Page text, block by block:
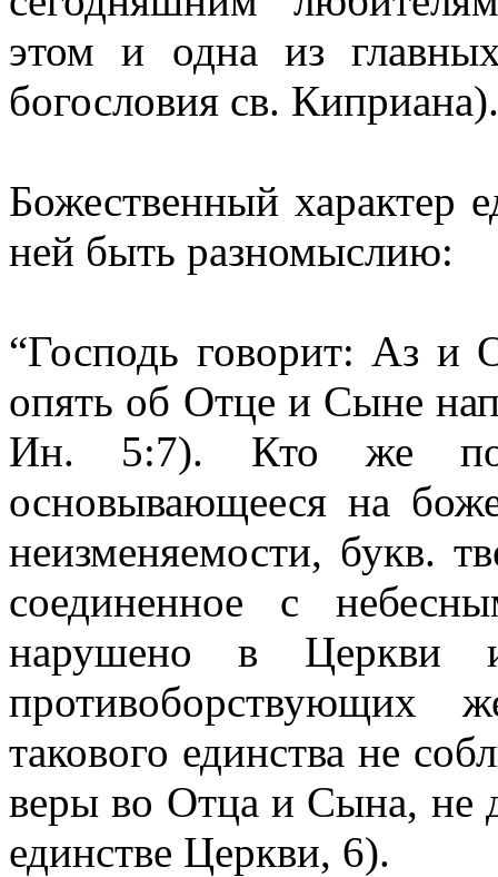
этом и одна из
богословия св. Киприана).
Божественный характер
ней быть разномыслию:
“Господь говорит: Аз
опять об Отце и Сыне
Ин. 5:7). Кто же
основывающееся на
неизменяемости, букв.
соединенное с
нарушено в Церкви и
противоборствующих
такового единства не
веры во Отца и Сына, не
единстве Церкви, 6).